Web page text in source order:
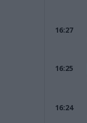
16:27
16:25
16:24